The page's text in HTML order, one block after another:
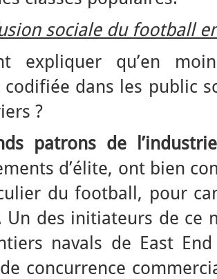
sociale du football
expliquer qu’en
dans les public
?
patrons de l’industrie
d’élite, ont bien
du football, pour
Un des initiateurs de ce
navals de East
concurrence